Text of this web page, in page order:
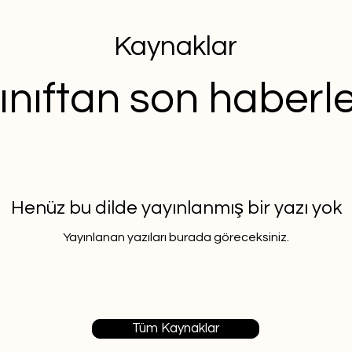
Kaynaklar
son
Henüz bu dilde yayınlanmış bir yazı yok
Yayınlanan yazıları burada göreceksiniz.
Tüm Kaynaklar